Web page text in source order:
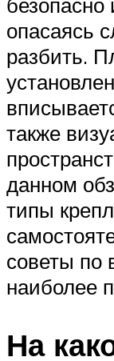
опасаясь
разбить.
также
данном
типы
советы по
наиболее
На